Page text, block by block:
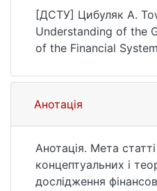
Tool for Achieving
and Reducing
Environmental
проблеми
111–123.
123
[ДСТУ] Цибуляк А.
Understanding of the
of the Financial
Reducing Financial
Environmental
проблеми
10.17721/
access: 25.07.2026).
Анотація
Анотація. Мета статті
концептуальних і
дослідження